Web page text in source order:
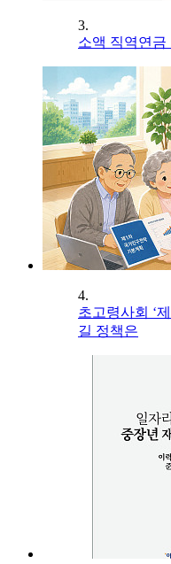
3.
소액 직역연
4.
초고령사회 ‘
길 정책은